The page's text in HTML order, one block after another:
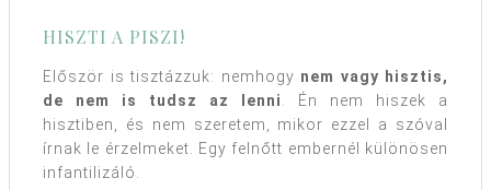
HISZTI A PISZI!
Először is tisztázzuk: nemhogy nem vagy hisztis,
de nem is tudsz az lenni
. Én nem hiszek a
hisztiben, és nem szeretem, mikor ezzel a szóval
írnak le érzelmeket. Egy felnőtt embernél különösen
infantilizáló.